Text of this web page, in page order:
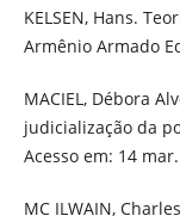
KELSEN, Hans.
Armênio Armado
MACIEL, Débora
judicialização da
Acesso em: 14
MC ILWAIN,